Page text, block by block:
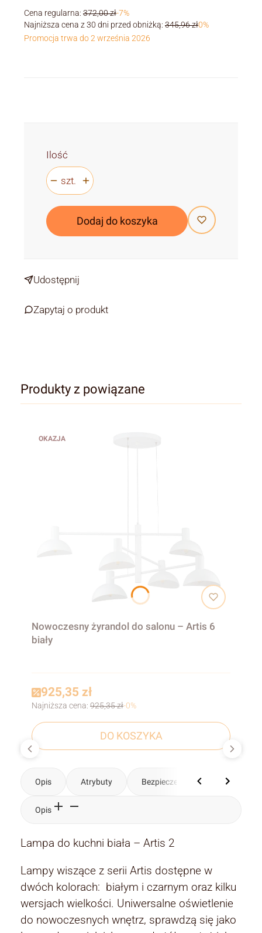
Cena regularna: 372,00 zł-7%
Najniższa cena z 30 dni przed obniżką: 345,96 zł0%
Promocja trwa do 2 września 2026
Ilość
szt.
Dodaj do koszyka
Udostępnij
Zapytaj o produkt
Produkty z powiązane
OKAZJA
Nowoczesny żyrandol do salonu – Artis 6
biały
925,35 zł
Najniższa cena: 925,35 zł-0%
DO KOSZYKA
Opis Atrybuty Bezpieczeństwo
Opis
Lampa do kuchni biała – Artis 2
Lampy wiszące z serii Artis dostępne w
dwóch kolorach: białym i czarnym oraz kilku
wersjach wielkości. Uniwersalne oświetlenie
do nowoczesnych wnętrz, sprawdzą się jako